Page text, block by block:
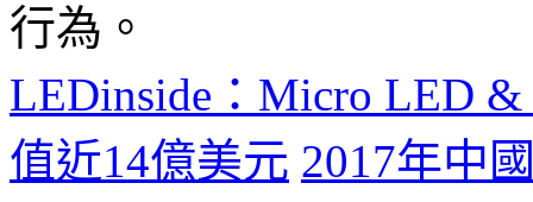
行為。
LEDinside：Micro LED
值近14億美元 2017年中